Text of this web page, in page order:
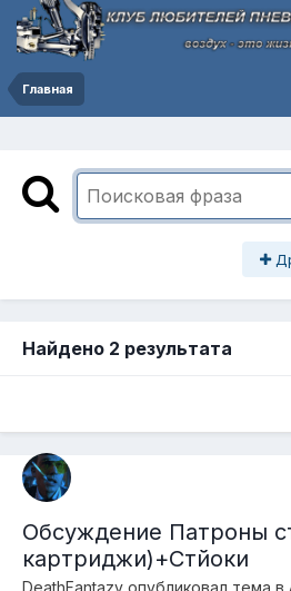
Главная
Найдено 2 результата
Обсуждение Патроны
картриджи)+Стйоки